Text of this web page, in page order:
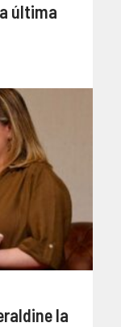
última
la